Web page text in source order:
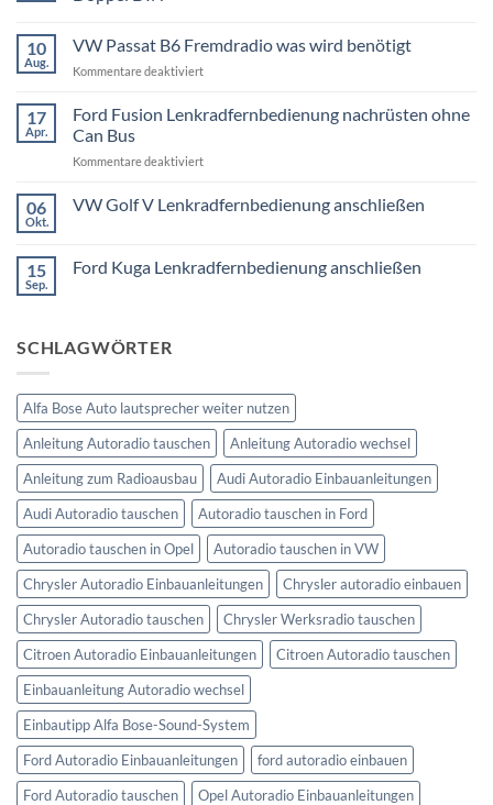
zu
3er
Radio
Tausch
1
DIN
DIN
10
Aug.
VW Passat B6 Fremdradio was wird benötigt
Kommentare deaktiviertfür
Passat
B6
was
benötigt
17
Apr.
Ford Fusion Lenkradfernbedienung nachrüsten ohne
Can Bus
Kommentare deaktiviertfür
Fusion
Lenkradfernbedienung
Can
06
Okt.
VW Golf V Lenkradfernbedienung anschließen
VW
15
Sep.
Ford Kuga Lenkradfernbedienung anschließen
Kuga
SCHLAGWÖRTER
Alfa Bose Auto lautsprecher weiter nutzen
Anleitung Autoradio tauschen
Anleitung Autoradio wechsel
Anleitung zum Radioausbau
Audi Autoradio Einbauanleitungen
Audi Autoradio tauschen
Autoradio tauschen in Ford
Autoradio tauschen in Opel
Autoradio tauschen in VW
Chrysler Autoradio Einbauanleitungen
Chrysler autoradio einbauen
Chrysler Autoradio tauschen
Chrysler Werksradio tauschen
Citroen Autoradio Einbauanleitungen
Citroen Autoradio tauschen
Einbauanleitung Autoradio wechsel
Einbautipp Alfa Bose-Sound-System
Ford Autoradio Einbauanleitungen
ford autoradio einbauen
Ford Autoradio tauschen
Opel Autoradio Einbauanleitungen